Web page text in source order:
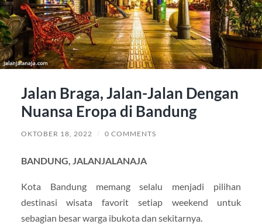
Jalan Braga, Jalan-Jalan Dengan
Nuansa Eropa di Bandung
OKTOBER 18, 2022 / 0 COMMENTS
BANDUNG, JALANJALANAJA
Kota Bandung memang selalu menjadi pilihan
destinasi wisata favorit setiap weekend untuk
sebagian besar warga ibukota dan sekitarnya.